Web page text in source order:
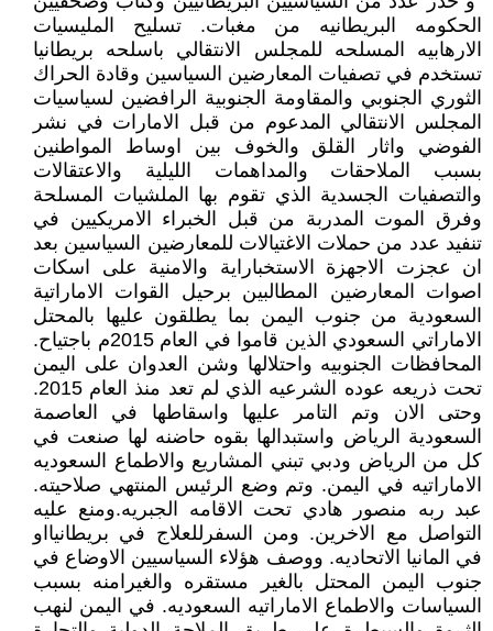
الحكومه البريطانيه من مغبات. تسليح المليسيات
الارهابيه المسلحه للمجلس الانتقالي باسلحه بريطانيا
تستخدم في تصفيات المعارضين السياسين وقادة الحراك
الثوري الجنوبي والمقاومة الجنوبية الرافضين لسياسيات
المجلس الانتقالي المدعوم من قبل الامارات في نشر
الفوضي واثار القلق والخوف بين اوساط المواطنين
بسبب الملاحقات والمداهمات الليلية والاعتقالات
والتصفيات الجسدية الذي تقوم بها الملشيات المسلحة
وفرق الموت المدربة من قبل الخبراء الامريكيين في
تنفيد عدد من حملات الاغتيالات للمعارضين السياسين بعد
ان عجزت الاجهزة الاستخباراية والامنية على اسكات
اصوات المعارضين المطالبين برحيل القوات الاماراتية
السعودية من جنوب اليمن بما يطلقون عليها بالمحتل
الاماراتي السعودي الذين قاموا في العام 2015م باجتياح.
المحافظات الجنوبيه واحتلالها وشن العدوان على اليمن
تحت ذريعه عوده الشرعيه الذي لم تعد منذ العام 2015.
وحتى الان وتم التامر عليها واسقاطها في العاصمة
السعودية الرياض واستبدالها بقوه حاضنه لها صنعت في
كل من الرياض ودبي تبني المشاريع والاطماع السعوديه
الاماراتيه في اليمن. وتم وضع الرئيس المنتهي صلاحيته.
عبد ربه منصور هادي تحت الاقامه الجبريه.ومنع عليه
التواصل مع الاخرين. ومن السفرللعلاج في بريطانيااو
في المانيا الاتحاديه. ‏ووصف هؤلاء السياسيين الاوضاع في
جنوب اليمن المحتل بالغير مستقره والغيرامنه بسبب
السياسات والاطماع الاماراتيه السعوديه. في اليمن لنهب